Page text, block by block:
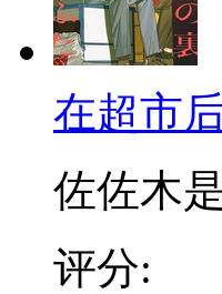
在超市
佐佐木
评分: